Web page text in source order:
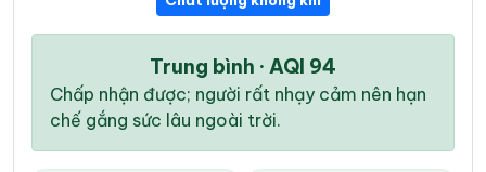
Trung bình · AQI 94
Chấp nhận được; người rất nhạy cảm nên hạn
chế gắng sức lâu ngoài trời.